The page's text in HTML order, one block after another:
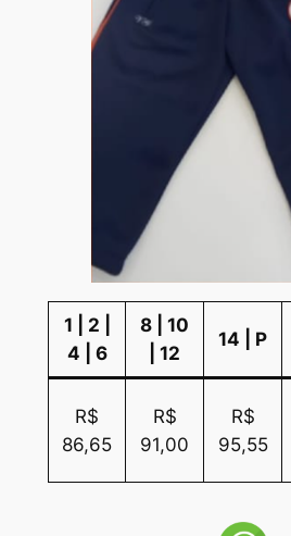
1 | 2 |
4 | 6
8 | 10
| 12
14 | P
R$
86,65
R$
91,00
R$
95,55